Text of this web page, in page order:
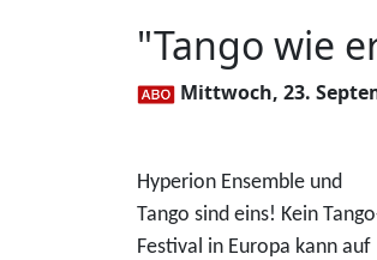
"Tango wie
Mittwoch, 23.
Hyperion Ensemble und
Tango sind eins! Kein
Festival in Europa kann auf